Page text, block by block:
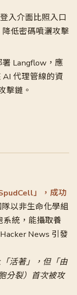
入介面比照入口
低密碼噴灑攻擊
署 Langflow，應
AI 代理管線的資
擊鏈。
」，成功
以非生命化學組
統，能攝取養
News 引發
活著」，但「由
分裂）首次被攻